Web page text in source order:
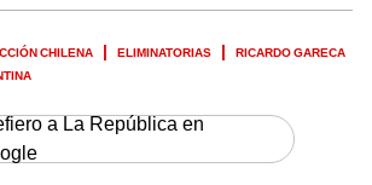
CHILENA ELIMINATORIAS
RICARDO GARECA
a La República en